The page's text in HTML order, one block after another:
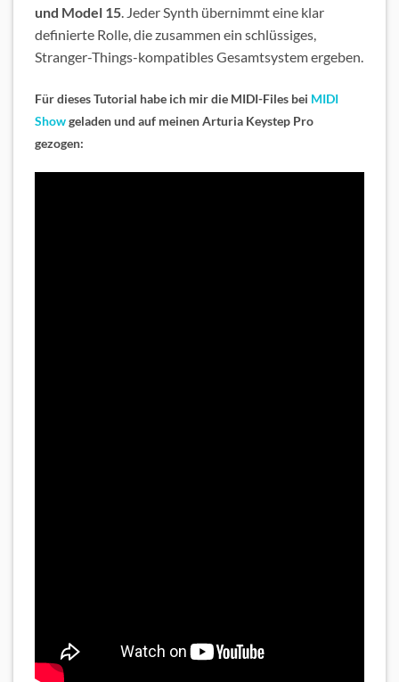
und Model 15. Jeder Synth übernimmt eine klar
definierte Rolle, die zusammen ein schlüssiges,
Stranger-Things-kompatibles Gesamtsystem ergeben.
Für dieses Tutorial habe ich mir die MIDI-Files bei MIDI
Showgeladen und auf meinen Arturia Keystep Pro
gezogen: